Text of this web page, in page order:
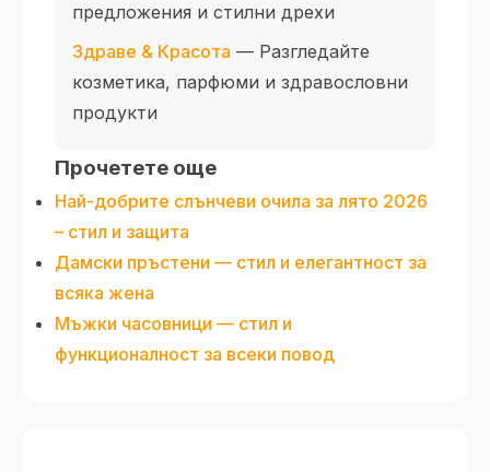
предложения и стилни дрехи
Здраве & Красота — Разгледайте
козметика, парфюми и здравословни
продукти
Прочетете още
Най-добрите слънчеви очила за лято 2026
– стил и защита
Дамски пръстени — стил и елегантност за
всяка жена
Мъжки часовници — стил и
функционалност за всеки повод